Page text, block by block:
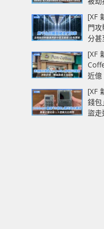
中招
[XF
門
分甚
[XF
近
[XF
錢
盜走